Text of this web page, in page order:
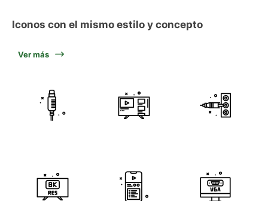
Iconos con el mismo estilo y concepto
Ver más